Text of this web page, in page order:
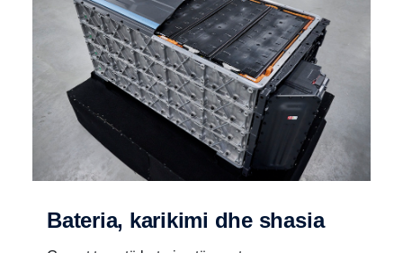
Bateria, karikimi dhe shasia